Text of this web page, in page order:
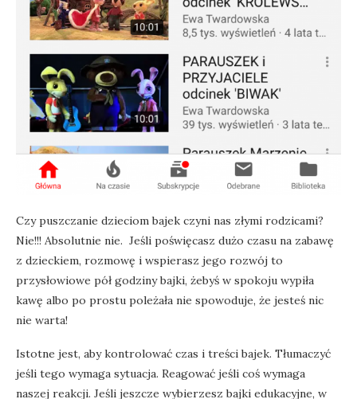
Czy puszczanie dzieciom bajek czyni nas złymi rodzicami?
Nie!!! Absolutnie nie. Jeśli poświęcasz dużo czasu na zabawę
z dzieckiem, rozmowę i wspierasz jego rozwój to
przysłowiowe pół godziny bajki, żebyś w spokoju wypiła
kawę albo po prostu poleżała nie spowoduje, że jesteś nic
nie warta!
Istotne jest, aby kontrolować czas i treści bajek. Tłumaczyć
jeśli tego wymaga sytuacja. Reagować jeśli coś wymaga
naszej reakcji. Jeśli jeszcze wybierzesz bajki edukacyjne, w